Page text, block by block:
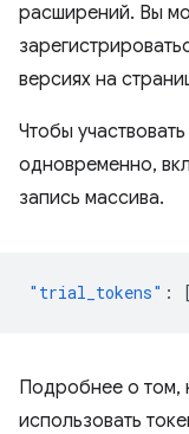
расширений. Вы
версиях на
Чтобы
одновременно,
запись массива.
"trial_tokens" : [
Подробнее о том,
использовать